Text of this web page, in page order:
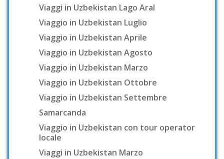
Viaggi in Uzbekistan Lago Aral
Viaggio in Uzbekistan Luglio
Viaggio in Uzbekistan Aprile
Viaggio in Uzbekistan Agosto
Viaggio in Uzbekistan Marzo
Viaggio in Uzbekistan Ottobre
Viaggio in Uzbekistan Settembre
Samarcanda
Viaggio in Uzbekistan con tour operator
locale
Viaggi in Uzbekistan Marzo